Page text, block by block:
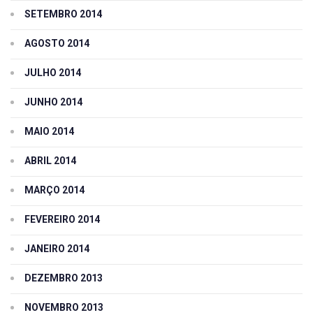
SETEMBRO 2014
AGOSTO 2014
JULHO 2014
JUNHO 2014
MAIO 2014
ABRIL 2014
MARÇO 2014
FEVEREIRO 2014
JANEIRO 2014
DEZEMBRO 2013
NOVEMBRO 2013